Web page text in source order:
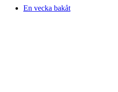
En vecka bakåt